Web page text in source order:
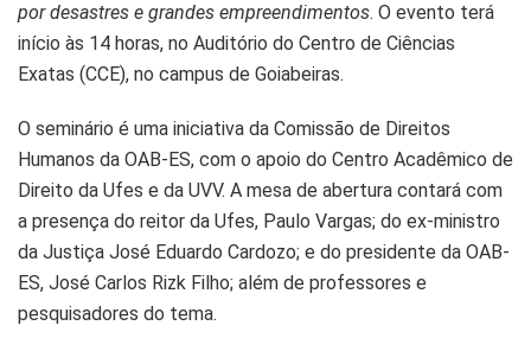
por desastres e grandes empreendimentos. O evento terá
início às 14 horas, no Auditório do Centro de Ciências
Exatas (CCE), no campus de Goiabeiras.
O seminário é uma iniciativa da Comissão de Direitos
Humanos da OAB-ES, com o apoio do Centro Acadêmico de
Direito da Ufes e da UVV. A mesa de abertura contará com
a presença do reitor da Ufes, Paulo Vargas; do ex-ministro
da Justiça José Eduardo Cardozo; e do presidente da OAB-
ES, José Carlos Rizk Filho; além de professores e
pesquisadores do tema.